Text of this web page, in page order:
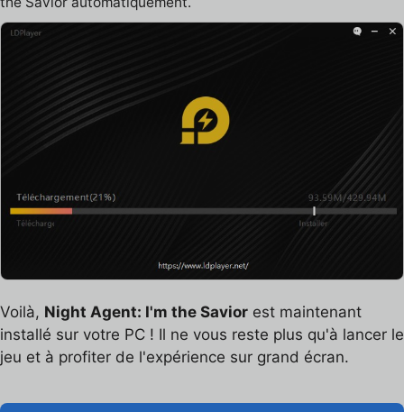
Voilà, Night Agent: I'm the Savior est maintenant
installé sur votre PC ! Il ne vous reste plus qu'à lancer le
jeu et à profiter de l'expérience sur grand écran.